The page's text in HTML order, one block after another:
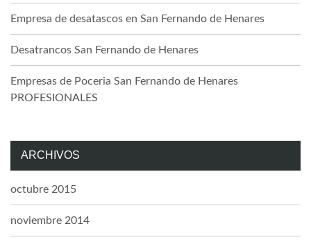
Empresa de desatascos en San Fernando de Henares
Desatrancos San Fernando de Henares
Empresas de Poceria San Fernando de Henares
PROFESIONALES
ARCHIVOS
octubre 2015
noviembre 2014